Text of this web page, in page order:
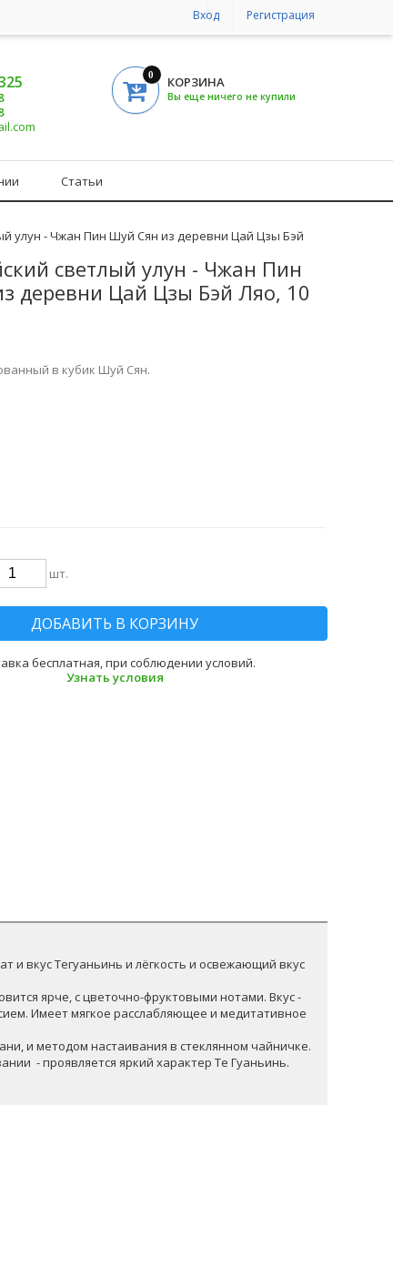
Регистрация
Вход
0 КОРЗИНА
Вы еще ничего не купили
Статьи
улун - Чжан Пин Шуй Сян из деревни Цай Цзы Бэй
светлый улун - Чжан Пин
деревни Цай Цзы Бэй Ляо, 10
в кубик Шуй Сян.
шт.
ДОБАВИТЬ В КОРЗИНУ
бесплатная, при соблюдении условий.
Узнать условия
вкус Тегуаньинь и лёгкость и освежающий вкус
ярче, с цветочно-фруктовыми нотами. Вкус -
Имеет мягкое расслабляющее и медитативное
и методом настаивания в стеклянном чайничке.
- проявляется яркий характер Те Гуаньинь.